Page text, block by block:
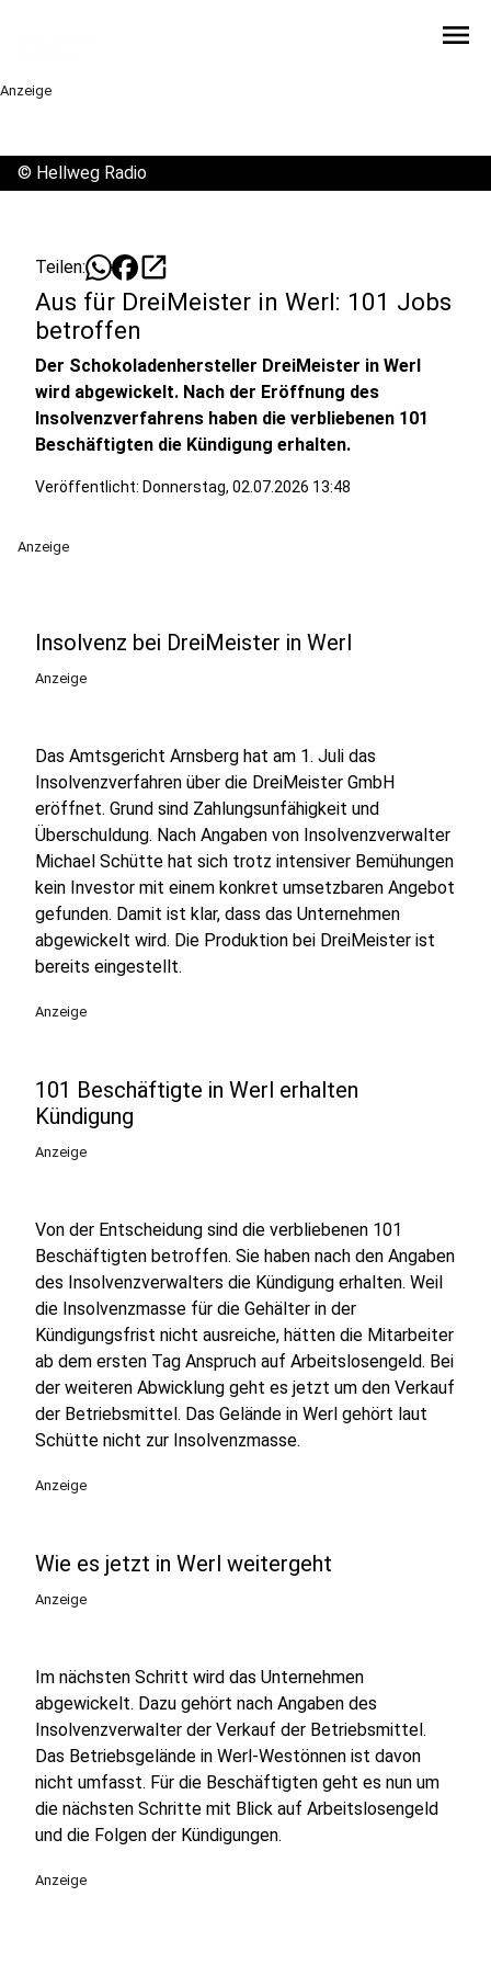
menu
Anzeige
© Hellweg Radio
Teilen: open_in_new
Aus für DreiMeister in Werl: 101 Jobs
betroffen
Der Schokoladenhersteller DreiMeister in Werl
wird abgewickelt. Nach der Eröffnung des
Insolvenzverfahrens haben die verbliebenen 101
Beschäftigten die Kündigung erhalten.
Veröffentlicht: Donnerstag, 02.07.2026 13:48
Anzeige
Insolvenz bei DreiMeister in Werl
Anzeige
Das Amtsgericht Arnsberg hat am 1. Juli das
Insolvenzverfahren über die DreiMeister GmbH
eröffnet. Grund sind Zahlungsunfähigkeit und
Überschuldung. Nach Angaben von Insolvenzverwalter
Michael Schütte hat sich trotz intensiver Bemühungen
kein Investor mit einem konkret umsetzbaren Angebot
gefunden. Damit ist klar, dass das Unternehmen
abgewickelt wird. Die Produktion bei DreiMeister ist
bereits eingestellt.
Anzeige
101 Beschäftigte in Werl erhalten
Kündigung
Anzeige
Von der Entscheidung sind die verbliebenen 101
Beschäftigten betroffen. Sie haben nach den Angaben
des Insolvenzverwalters die Kündigung erhalten. Weil
die Insolvenzmasse für die Gehälter in der
Kündigungsfrist nicht ausreiche, hätten die Mitarbeiter
ab dem ersten Tag Anspruch auf Arbeitslosengeld. Bei
der weiteren Abwicklung geht es jetzt um den Verkauf
der Betriebsmittel. Das Gelände in Werl gehört laut
Schütte nicht zur Insolvenzmasse.
Anzeige
Wie es jetzt in Werl weitergeht
Anzeige
Im nächsten Schritt wird das Unternehmen
abgewickelt. Dazu gehört nach Angaben des
Insolvenzverwalter der Verkauf der Betriebsmittel.
Das Betriebsgelände in Werl-Westönnen ist davon
nicht umfasst. Für die Beschäftigten geht es nun um
die nächsten Schritte mit Blick auf Arbeitslosengeld
und die Folgen der Kündigungen.
Anzeige